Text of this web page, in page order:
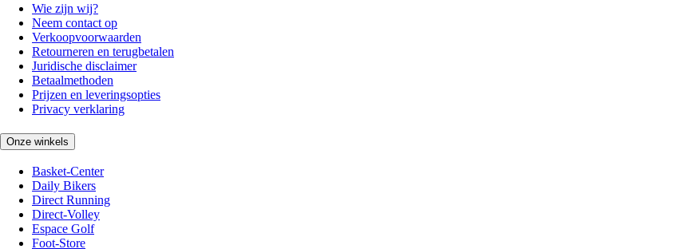
Wie zijn wij?
Neem contact op
Verkoopvoorwaarden
Retourneren en terugbetalen
Juridische disclaimer
Betaalmethoden
Prijzen en leveringsopties
Privacy verklaring
Onze winkels
Basket-Center
Daily Bikers
Direct Running
Direct-Volley
Espace Golf
Foot-Store